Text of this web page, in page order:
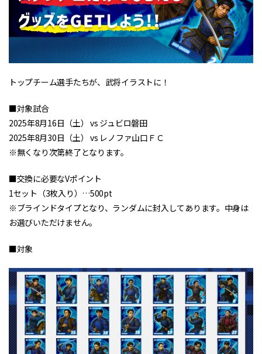
トップチーム選手たちが、武将イラストに！
■対象試合
2025年8月16日（土） vs ジュビロ磐田
2025年8月30日（土） vs レノファ山口ＦＣ
※無くなり次第終了となります。
■交換に必要なVポイント
1セット（3枚入り）…500pt
※ブラインドタイプとなり、ランダムに封入してあります。中身は
お選びいただけません。
■対象